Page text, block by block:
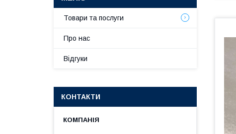
Товари та послуги
Про нас
Відгуки
КОНТАКТИ